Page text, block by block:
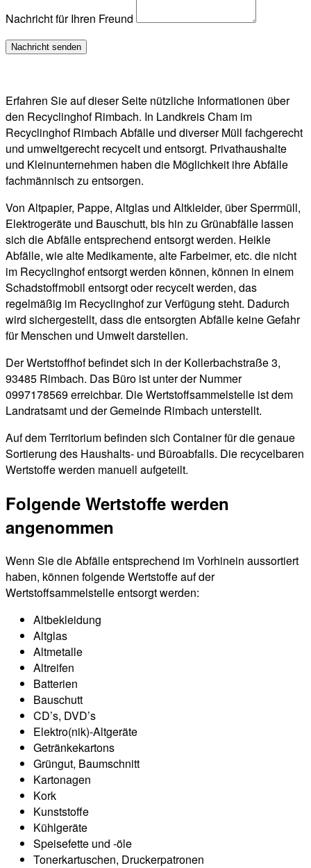
Nachricht für Ihren Freund
Erfahren Sie auf dieser Seite nützliche Informationen über
den Recyclinghof Rimbach. In Landkreis Cham im
Recyclinghof Rimbach Abfälle und diverser Müll fachgerecht
und umweltgerecht recycelt und entsorgt. Privathaushalte
und Kleinunternehmen haben die Möglichkeit ihre Abfälle
fachmännisch zu entsorgen.
Von Altpapier, Pappe, Altglas und Altkleider, über Sperrmüll,
Elektrogeräte und Bauschutt, bis hin zu Grünabfälle lassen
sich die Abfälle entsprechend entsorgt werden. Heikle
Abfälle, wie alte Medikamente, alte Farbeimer, etc. die nicht
im Recyclinghof entsorgt werden können, können in einem
Schadstoffmobil entsorgt oder recycelt werden, das
regelmäßig im Recyclinghof zur Verfügung steht. Dadurch
wird sichergestellt, dass die entsorgten Abfälle keine Gefahr
für Menschen und Umwelt darstellen.
Der Wertstoffhof befindet sich in der Kollerbachstraße 3,
93485 Rimbach. Das Büro ist unter der Nummer
0997178569 erreichbar. Die Wertstoffsammelstelle ist dem
Landratsamt und der Gemeinde Rimbach unterstellt.
Auf dem Territorium befinden sich Container für die genaue
Sortierung des Haushalts- und Büroabfalls. Die recycelbaren
Wertstoffe werden manuell aufgeteilt.
Folgende Wertstoffe werden
angenommen
Wenn Sie die Abfälle entsprechend im Vorhinein aussortiert
haben, können folgende Wertstoffe auf der
Wertstoffsammelstelle entsorgt werden:
Altbekleidung
Altglas
Altmetalle
Altreifen
Batterien
Bauschutt
CD’s, DVD’s
Elektro(nik)-Altgeräte
Getränkekartons
Grüngut, Baumschnitt
Kartonagen
Kork
Kunststoffe
Kühlgeräte
Speisefette und -öle
Tonerkartuschen, Druckerpatronen